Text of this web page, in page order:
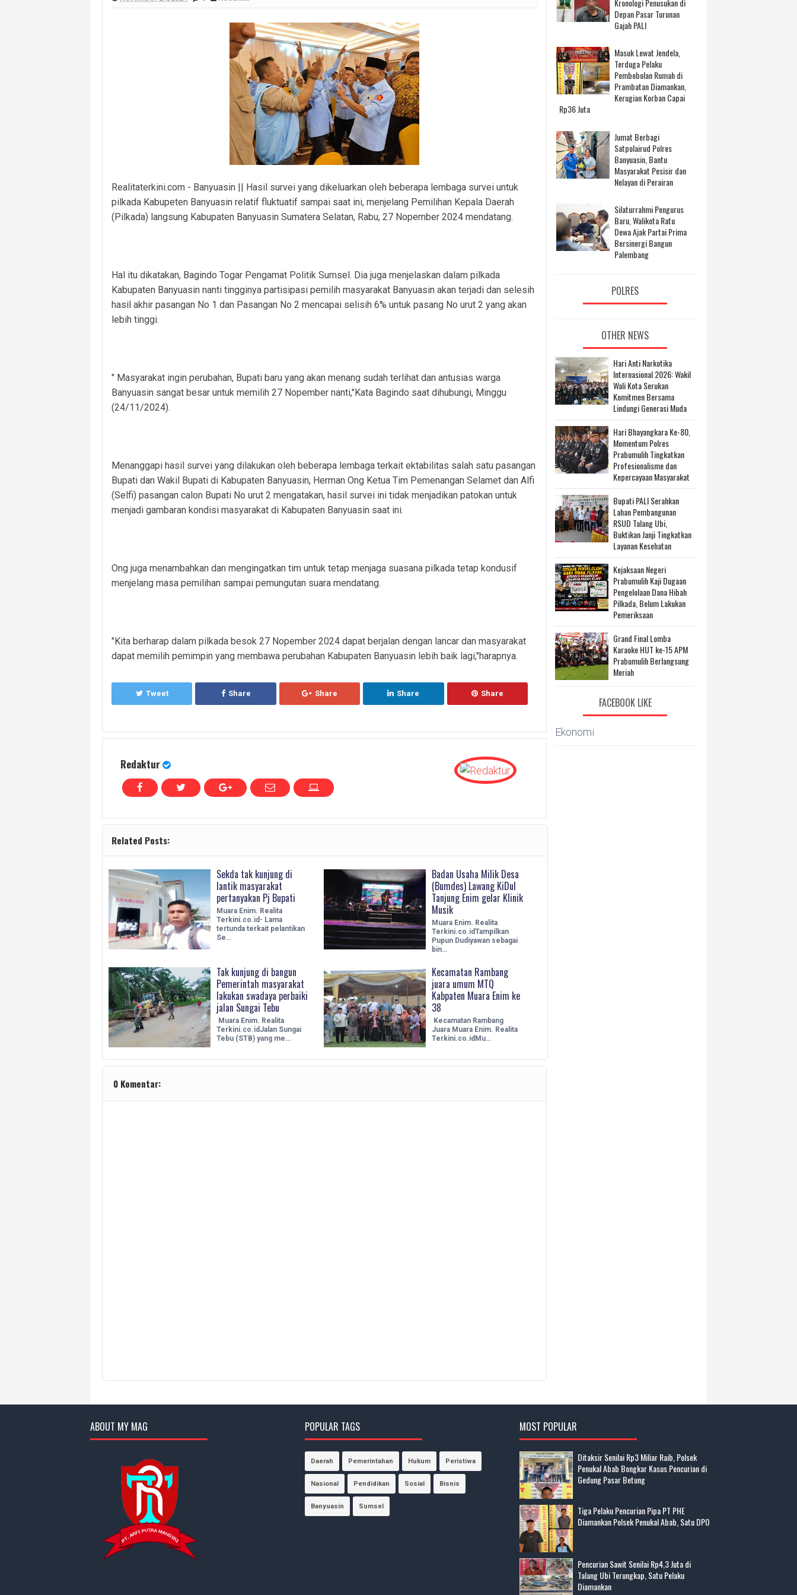
Tinjau Posko Karhutla, Wali Kota Prabumulih Imbau Masyarakat Hindari Membakar Lahan
Sinergi Polres PALI–Brimob Makin Solid, Kunjungan Kerja Bahas Koordinasi Operasional
Perkuat Koordinasi Lintas Unsur, Polri Dampingi Evaluasi Tata Kelola Pemerintahan Desa Beruge Darat
Pemerintah Desa Muara Damai Mulai Kerjakan Penggantian Platdeker Patah dan Perataan Jalan dari Dana Desa.
Masuk Lewat Jendela, Terduga Pelaku Pembobolan Rumah di Prambatan Diamankan, Kerugian Korban Capai Rp36 Juta
Panen Ikan Betok Raman Mulya Jadi Contoh, Bupati PALI Ajak Seluruh Warga PALI Manfaatkan Potensi Perikanan Desa
Realitaterkini.com - Banyuasin || Hasil survei yang dikeluarkan oleh beberapa lembaga survei untuk
pilkada Kabupeten Banyuasin relatif fluktuatif sampai saat ini, menjelang Pemilihan Kepala Daerah
(Pilkada) langsung Kabupaten Banyuasin Sumatera Selatan, Rabu, 27 Nopember 2024 mendatang.
Hal itu dikatakan, Bagindo Togar Pengamat Politik Sumsel. Dia juga menjelaskan dalam pilkada
Kabupaten Banyuasin nanti tingginya partisipasi pemilih masyarakat Banyuasin akan terjadi dan selesih
hasil akhir pasangan No 1 dan Pasangan No 2 mencapai selisih 6% untuk pasang No urut 2 yang akan
lebih tinggi.
" Masyarakat ingin perubahan, Bupati baru yang akan menang sudah terlihat dan antusias warga
Banyuasin sangat besar untuk memilih 27 Nopember nanti,"Kata Bagindo saat dihubungi, Minggu
(24/11/2024).
Menanggapi hasil survei yang dilakukan oleh beberapa lembaga terkait ektabilitas salah satu pasangan
Bupati dan Wakil Bupati di Kabupaten Banyuasin, Herman Ong Ketua Tim Pemenangan Selamet dan Alfi
(Selfi) pasangan calon Bupati No urut 2 mengatakan, hasil survei ini tidak menjadikan patokan untuk
menjadi gambaran kondisi masyarakat di Kabupaten Banyuasin saat ini.
Ong juga menambahkan dan mengingatkan tim untuk tetap menjaga suasana pilkada tetap kondusif
menjelang masa pemilihan sampai pemungutan suara mendatang.
"Kita berharap dalam pilkada besok 27 Nopember 2024 dapat berjalan dengan lancar dan masyarakat
dapat memilih pemimpin yang membawa perubahan Kabupaten Banyuasin lebih baik lagi,"harapnya.
Tweet Share Share Share Share
Redaktur
Related Posts:
Sekda tak kunjung di
lantik masyarakat
pertanyakan Pj Bupati
Muara Enim. Realita
Terkini.co.id- Lama
tertunda terkait pelantikan
Se…
Badan Usaha Milik Desa
(Bumdes) Lawang KiDul
Tanjung Enim gelar Klinik
Musik
Muara Enim. Realita
Terkini.co.idTampilkan
Pupun Dudiyawan sebagai
bin…
Tak kunjung di bangun
Pemerintah masyarakat
lakukan swadaya perbaiki
jalan Sungai Tebu
Muara Enim. Realita
Terkini.co.idJalan Sungai
Tebu (STB) yang me…
Kecamatan Rambang
juara umum MTQ
Kabpaten Muara Enim ke
38
Kecamatan Rambang
Juara Muara Enim. Realita
Terkini.co.idMu…
0 Komentar:
Kronologi Penusukan di
Depan Pasar Turunan
Gajah PALI
Masuk Lewat Jendela,
Terduga Pelaku
Pembobolan Rumah di
Prambatan Diamankan,
Kerugian Korban Capai
Rp36 Juta
Jumat Berbagi
Satpolairud Polres
Banyuasin, Bantu
Masyarakat Pesisir dan
Nelayan di Perairan
Silaturrahmi Pengurus
Baru, Walikota Ratu
Dewa Ajak Partai Prima
Bersinergi Bangun
Palembang
POLRES
OTHER NEWS
Hari Anti Narkotika
Internasional 2026: Wakil
Wali Kota Serukan
Komitmen Bersama
Lindungi Generasi Muda
Hari Bhayangkara Ke-80,
Momentum Polres
Prabumulih Tingkatkan
Profesionalisme dan
Kepercayaan Masyarakat
Bupati PALI Serahkan
Lahan Pembangunan
RSUD Talang Ubi,
Buktikan Janji Tingkatkan
Layanan Kesehatan
Kejaksaan Negeri
Prabumulih Kaji Dugaan
Pengelolaan Dana Hibah
Pilkada, Belum Lakukan
Pemeriksaan
Grand Final Lomba
Karaoke HUT ke-15 APM
Prabumulih Berlangsung
Meriah
FACEBOOK LIKE
Ekonomi
ABOUT MY MAG POPULAR TAGS
Daerah Pemerintahan Hukum Peristiwa
Nasional Pendidikan Sosial Bisnis
Banyuasin Sumsel
MOST POPULAR
Ditaksir Senilai Rp3 Miliar Raib, Polsek
Penukal Abab Bongkar Kasus Pencurian di
Gedung Pasar Betung
Tiga Pelaku Pencurian Pipa PT PHE
Diamankan Polsek Penukal Abab, Satu DPO
Pencurian Sawit Senilai Rp4,3 Juta di
Talang Ubi Terungkap, Satu Pelaku
Diamankan